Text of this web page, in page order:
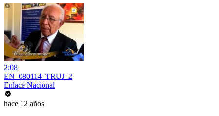
2:08
EN_080114_TRUJ_2
Enlace Nacional
hace 12 años